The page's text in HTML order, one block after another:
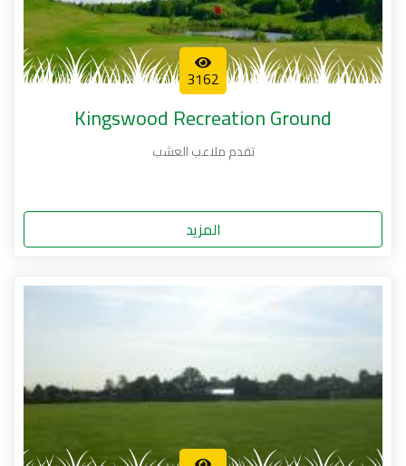
3162
Kingswood Recreation Ground
تقدم ملاعب العشب
المزيد